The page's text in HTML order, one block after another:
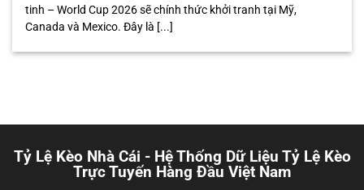
tinh – World Cup 2026 sẽ chính thức khởi tranh tại Mỹ,
Canada và Mexico. Đây là [...]
Tỷ Lệ Kèo Nhà Cái - Hệ Thống Dữ Liệu Tỷ Lệ Kèo
Trực Tuyến Hàng Đầu Việt Nam